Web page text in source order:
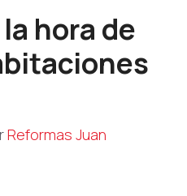
hora de
Reformas Juan